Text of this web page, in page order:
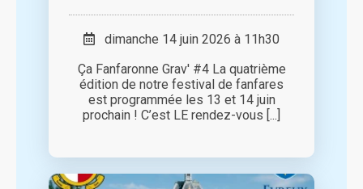
dimanche 14 juin 2026 à 11h30
Ça Fanfaronne Grav' #4 La quatrième
édition de notre festival de fanfares
est programmée les 13 et 14 juin
prochain ! C’est LE rendez-vous [...]